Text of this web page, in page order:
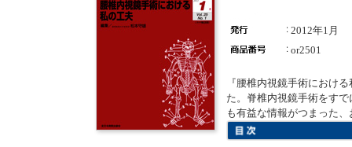
2012年1月
or2501
『腰椎内視鏡手術におけ
た。脊椎内視鏡手術をす
も有益な情報がつまった